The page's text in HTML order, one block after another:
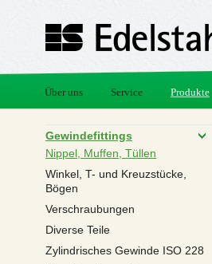
Über uns Service Produkte
Gewindefittings
Nippel, Muffen, Tüllen
Winkel, T- und Kreuzstücke,
Bögen
Verschraubungen
Diverse Teile
Zylindrisches Gewinde ISO 228